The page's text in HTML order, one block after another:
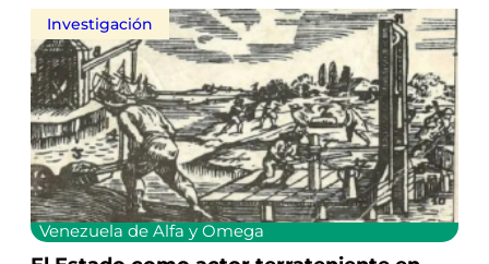
Investigación
Venezuela de Alfa y Omega